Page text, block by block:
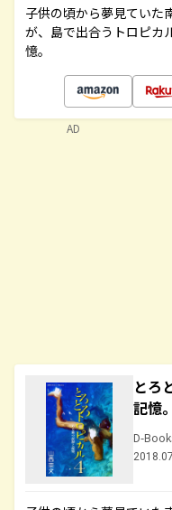
子供の頃から夢見ていた
が、島で出合うトロピカ
憶。
とろ
記憶
D-
AD